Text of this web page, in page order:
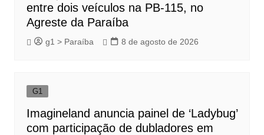
entre dois veículos na PB-115, no
Agreste da Paraíba
g1 > Paraíba 8 de agosto de 2026
G1
Imagineland anuncia painel de ‘Ladybug’
com participação de dubladores em